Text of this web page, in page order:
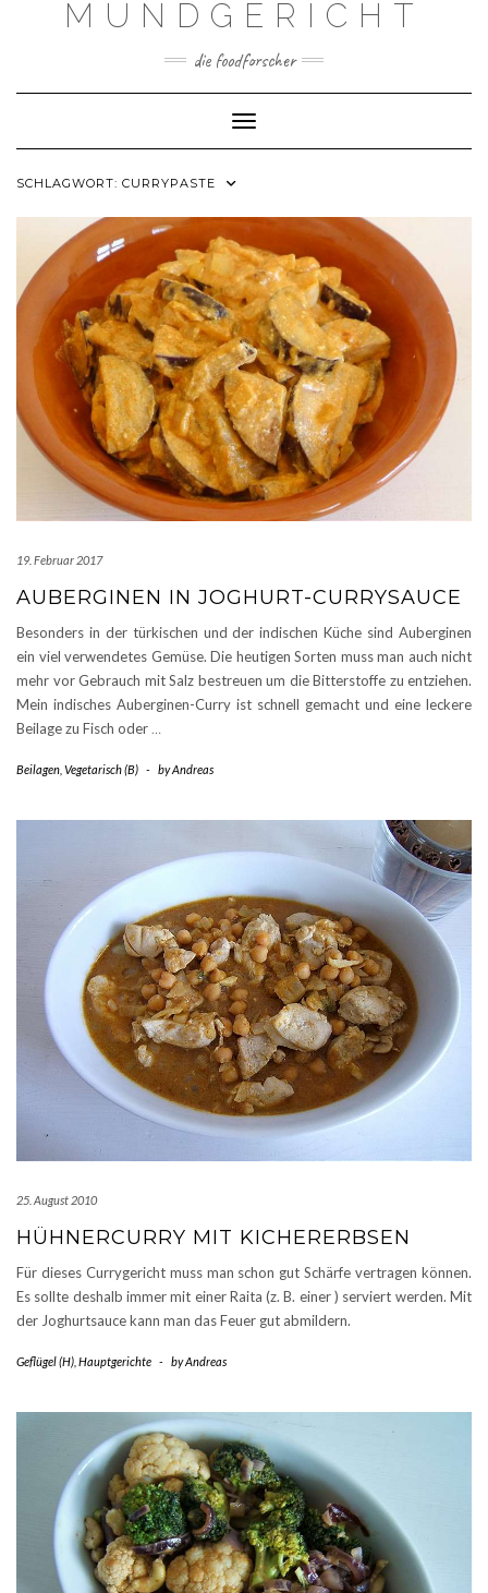
MUNDGERICHT
die foodforscher
Toggle Navigation
SCHLAGWORT: CURRYPASTE
19. Februar 2017
AUBERGINEN IN JOGHURT-CURRYSAUCE
Besonders in der türkischen und der indischen Küche sind Auberginen
ein viel verwendetes Gemüse. Die heutigen Sorten muss man auch nicht
mehr vor Gebrauch mit Salz bestreuen um die Bitterstoffe zu entziehen.
Mein indisches Auberginen-Curry ist schnell gemacht und eine leckere
Beilage zu Fisch oder …
Beilagen Vegetarisch (B) - byAndreas
25. August 2010
HÜHNERCURRY MIT KICHERERBSEN
Für dieses Currygericht muss man schon gut Schärfe vertragen können.
Es sollte deshalb immer mit einer Raita (z. B. einer ) serviert werden. Mit
der Joghurtsauce kann man das Feuer gut abmildern.
Geflügel (H) Hauptgerichte - byAndreas